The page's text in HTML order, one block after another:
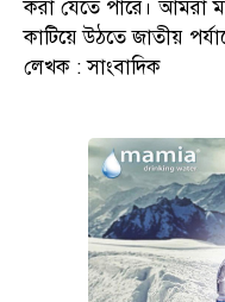
করা যেতে পারে। আমরা
কাটিয়ে উঠতে জাতীয়
লেখক : সাংবাদিক